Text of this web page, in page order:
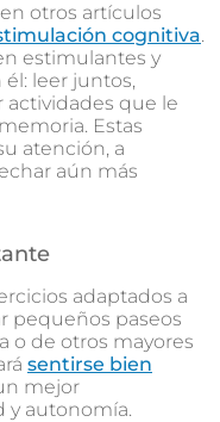
otros artículos
cognitiva.
estimulantes y
él: leer juntos,
actividades que le
Estas
atención, a
aún más
adaptados a
pequeños paseos
o de otros mayores
sentirse bien
mejor
y autonomía.